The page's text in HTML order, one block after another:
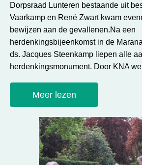
Dorpsraad Lunteren bestaande uit
Vaarkamp en René Zwart kwam
bewijzen aan de gevallenen.Na een
herdenkingsbijeenkomst in de
ds. Jacques Steenkamp liepen alle
herdenkingsmonument. Door KNA
Meer lezen